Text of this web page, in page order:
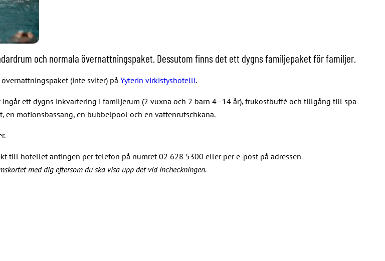
och normala övernattningspaket. Dessutom finns det ett dygns familjepaket för familjer.
(inte sviter) på Yyterin virkistyshotelli.
ett dygns inkvartering i familjerum (2 vuxna och 2 barn 4–14 år), frukostbuffé och tillgång till spa
motionsbassäng, en bubbelpool och en vattenrutschkana.
till hotellet antingen per telefon på numret 02 628 5300 eller per e-post på adressen
med dig eftersom du ska visa upp det vid incheckningen.